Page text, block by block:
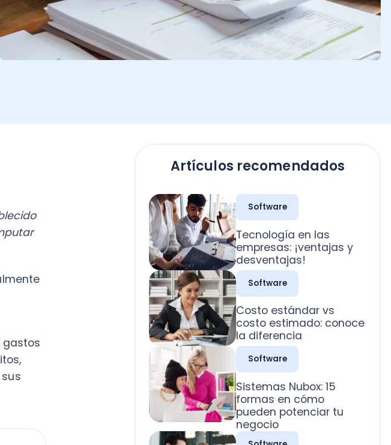
Artículos recomendados
Software
empresas: ¡ventajas y
desventajas!
Software
Costo estándar vs
costo estimado: conoce
la diferencia
Software
Sistemas Nubox: 15
formas en cómo
pueden potenciar tu
negocio
Software
El campo 801 de la
factura electrónica SII:
La guía práctica